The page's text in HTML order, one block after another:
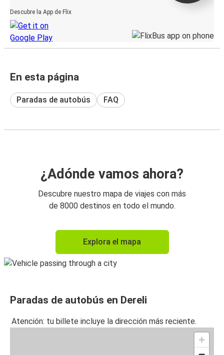
Descubre la App de Flix
En esta página
Paradas de autobús FAQ
¿Adónde vamos ahora?
Descubre nuestro mapa de viajes con más
de 8000 destinos en todo el mundo.
Explora el mapa
Paradas de autobús en Dereli
Atención: tu billete incluye la dirección más reciente.